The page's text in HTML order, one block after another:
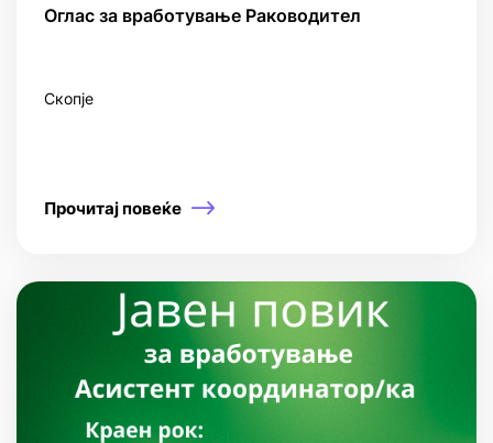
Оглас за вработување Раководител
Скопје
Прочитај повеќе